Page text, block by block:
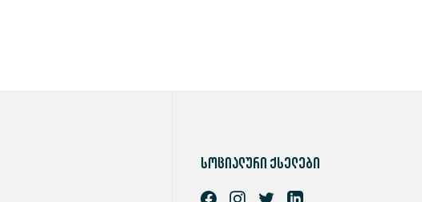
სოციალური ქსელები